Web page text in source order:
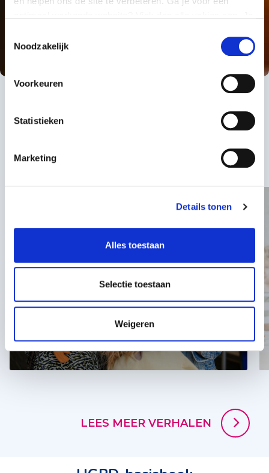
Noodzakelijk
Voorkeuren
Statistieken
Marketing
Details tonen
Alles toestaan
Selectie toestaan
Weigeren
gekoppeld aan de HGPD-werkwijze.
Verhalen uit de praktijk
Lees onderstaande blogs en praktijkverhalen over
'We blijven leren en verbeteren' -
basisschool De Zuidstroom in Venlo
LEES MEER VERHALEN